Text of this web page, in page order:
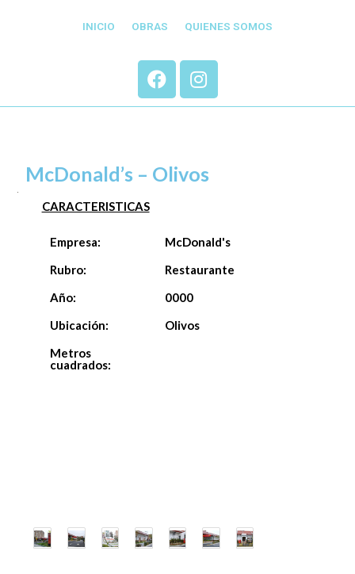
INICIO OBRAS QUIENES SOMOS
McDonald’s – Olivos
CARACTERISTICAS
Empresa:
McDonald's
Rubro:
Restaurante
Año:
0000
Ubicación:
Olivos
Metros
cuadrados: